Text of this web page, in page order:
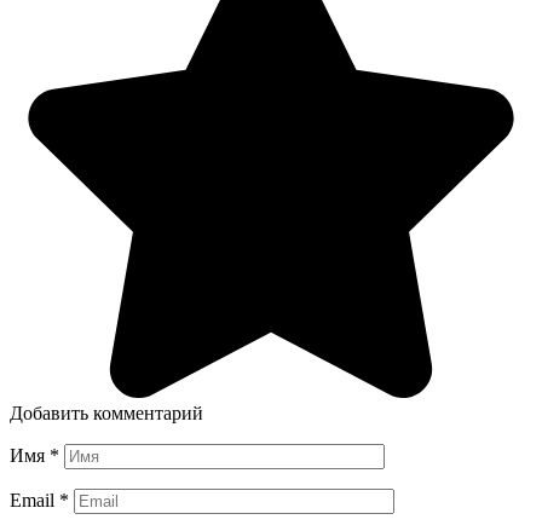
Добавить комментарий
Имя *
Email *